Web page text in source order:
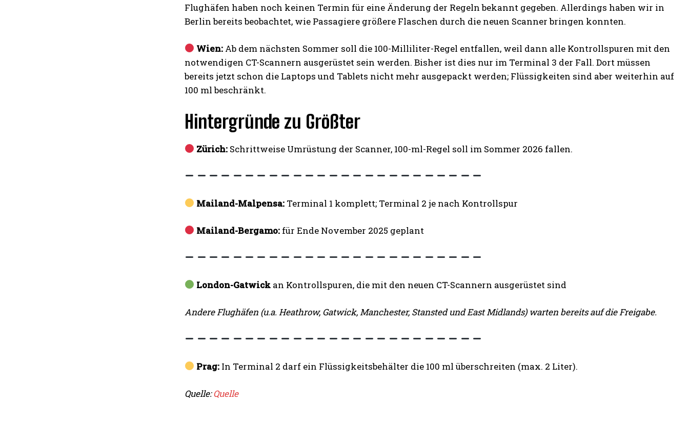
Flughäfen haben noch keinen Termin für eine Änderung der Regeln bekannt gegeben. Allerdings haben wir in
Berlin bereits beobachtet, wie Passagiere größere Flaschen durch die neuen Scanner bringen konnten.
Wien: Ab dem nächsten Sommer soll die 100-Milliliter-Regel entfallen, weil dann alle Kontrollspuren mit den
notwendigen CT-Scannern ausgerüstet sein werden. Bisher ist dies nur im Terminal 3 der Fall. Dort müssen
bereits jetzt schon die Laptops und Tablets nicht mehr ausgepackt werden; Flüssigkeiten sind aber weiterhin auf
100 ml beschränkt.
Hintergründe zu Größter
Zürich: Schrittweise Umrüstung der Scanner, 100-ml-Regel soll im Sommer 2026 fallen.
Mailand-Malpensa: Terminal 1 komplett; Terminal 2 je nach Kontrollspur
Mailand-Bergamo: für Ende November 2025 geplant
London-Gatwick an Kontrollspuren, die mit den neuen CT-Scannern ausgerüstet sind
Andere Flughäfen (u.a. Heathrow, Gatwick, Manchester, Stansted und East Midlands) warten bereits auf die Freigabe.
Prag: In Terminal 2 darf ein Flüssigkeitsbehälter die 100 ml überschreiten (max. 2 Liter).
Quelle:Quelle